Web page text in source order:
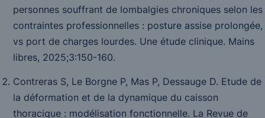
personnes souffrant de lombalgies chroniques selon les
contraintes professionnelles : posture assise prolongée,
vs port de charges lourdes. Une étude clinique. Mains
libres, 2025;3:150-160.
Contreras S, Le Borgne P, Mas P, Dessauge D. Etude de
la déformation et de la dynamique du caisson
thoracique : modélisation fonctionnelle. La Revue de